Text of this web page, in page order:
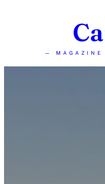
— MAGAZINE